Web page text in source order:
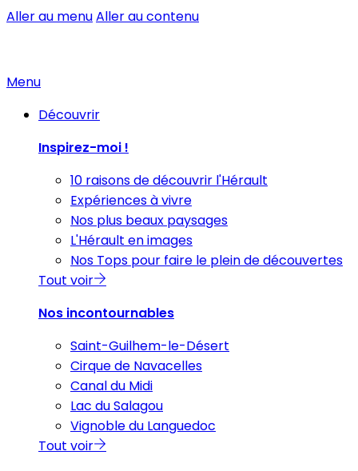
Aller au menuAller au contenu
Menu
Découvrir
Inspirez-moi !
10 raisons de découvrir l'Hérault
Expériences à vivre
Nos plus beaux paysages
L'Hérault en images
Nos Tops pour faire le plein de découvertes
Tout voir
Nos incontournables
Saint-Guilhem-le-Désert
Cirque de Navacelles
Canal du Midi
Lac du Salagou
Vignoble du Languedoc
Tout voir